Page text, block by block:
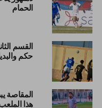
الحمام
القسم
حكم
المقاصة
هذا